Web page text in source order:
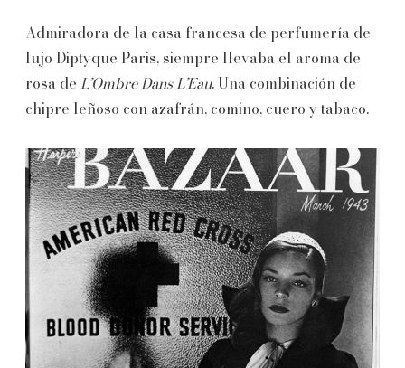
Admiradora de la casa francesa de perfumería de
lujo Diptyque Paris, siempre llevaba el aroma de
rosa de L’Ombre Dans L’Eau. Una combinación de
chipre leñoso con azafrán, comino, cuero y tabaco.